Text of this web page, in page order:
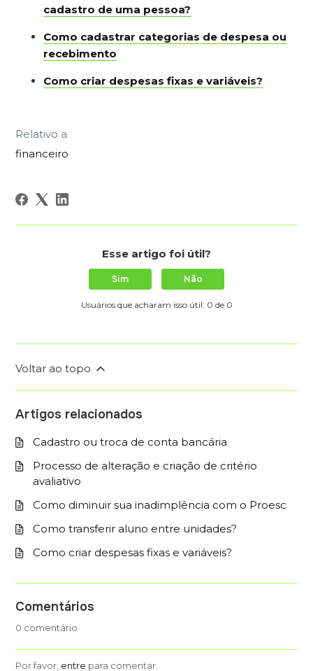
cadastro de uma pessoa?
Como cadastrar categorias de despesa ou
recebimento
Como criar despesas fixas e variáveis?
Relativo a
financeiro
Esse artigo foi útil?
Sim Não
Usuários que acharam isso útil: 0 de 0
Voltar ao topo
Artigos relacionados
Cadastro ou troca de conta bancária
Processo de alteração e criação de critério
avaliativo
Como diminuir sua inadimplência com o Proesc
Como transferir aluno entre unidades?
Como criar despesas fixas e variáveis?
Comentários
0 comentário
Por favor, entre para comentar.